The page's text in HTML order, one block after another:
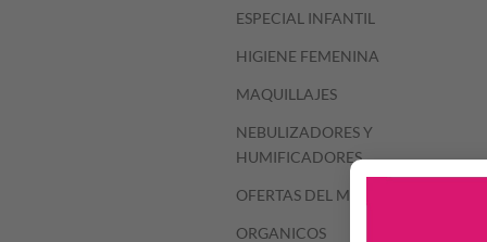
ESPECIAL INFANTIL
HIGIENE FEMENINA
MAQUILLAJES
NEBULIZADORES Y
HUMIFICADORES
OFERTAS DEL MES
ORGANICOS